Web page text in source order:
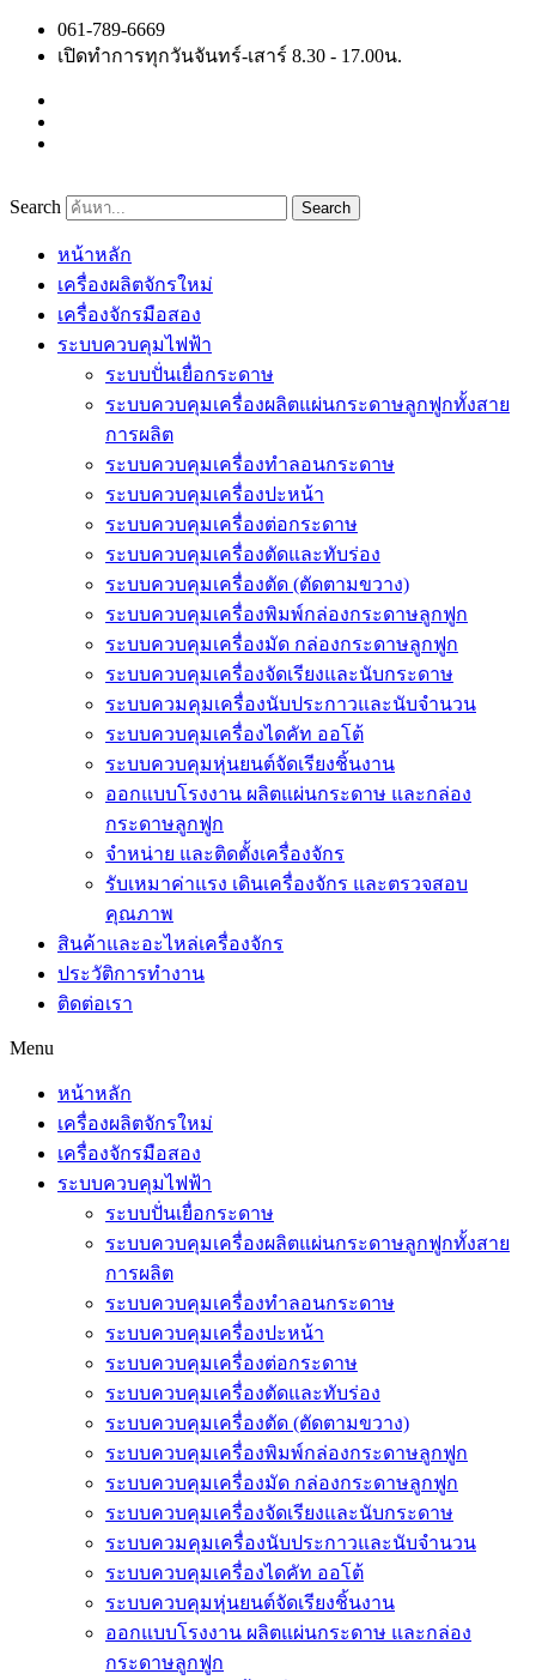
Skip
061-789-6669
เปิดทำการทุกวันจันทร์-เสาร์ 8.30 - 17.00น.
Search Search
หน้าหลัก
เครื่องผลิตจักรใหม่
เครื่องจักรมือสอง
ระบบควบคุมไฟฟ้า
ระบบปั่นเยื่อกระดาษ
ระบบควบคุมเครื่องผลิตแผ่นกระดาษลูกฟูกทั้งสาย
การผลิต
ระบบควบคุมเครื่องทำลอนกระดาษ
ระบบควบคุมเครื่องปะหน้า
ระบบควบคุมเครื่องต่อกระดาษ
ระบบควบคุมเครื่องตัดและทับร่อง
ระบบควบคุมเครื่องตัด (ตัดตามขวาง)
ระบบควบคุมเครื่องพิมพ์กล่องกระดาษลูกฟูก
ระบบควบคุมเครื่องมัด กล่องกระดาษลูกฟูก
ระบบควบคุมเครื่องจัดเรียงและนับกระดาษ
ระบบควมคุมเครื่องนับประกาวและนับจำนวน
ระบบควบคุมเครื่องไดคัท ออโต้
ระบบควบคุมหุ่นยนต์จัดเรียงชิ้นงาน
ออกแบบโรงงาน ผลิตแผ่นกระดาษ และกล่อง
กระดาษลูกฟูก
จำหน่าย และติดตั้งเครื่องจักร
รับเหมาค่าแรง เดินเครื่องจักร และตรวจสอบ
คุณภาพ
สินค้าและอะไหล่เครื่องจักร
ประวัติการทำงาน
ติดต่อเรา
Menu
หน้าหลัก
เครื่องผลิตจักรใหม่
เครื่องจักรมือสอง
ระบบควบคุมไฟฟ้า
ระบบปั่นเยื่อกระดาษ
ระบบควบคุมเครื่องผลิตแผ่นกระดาษลูกฟูกทั้งสาย
การผลิต
ระบบควบคุมเครื่องทำลอนกระดาษ
ระบบควบคุมเครื่องปะหน้า
ระบบควบคุมเครื่องต่อกระดาษ
ระบบควบคุมเครื่องตัดและทับร่อง
ระบบควบคุมเครื่องตัด (ตัดตามขวาง)
ระบบควบคุมเครื่องพิมพ์กล่องกระดาษลูกฟูก
ระบบควบคุมเครื่องมัด กล่องกระดาษลูกฟูก
ระบบควบคุมเครื่องจัดเรียงและนับกระดาษ
ระบบควมคุมเครื่องนับประกาวและนับจำนวน
ระบบควบคุมเครื่องไดคัท ออโต้
ระบบควบคุมหุ่นยนต์จัดเรียงชิ้นงาน
ออกแบบโรงงาน ผลิตแผ่นกระดาษ และกล่อง
กระดาษลูกฟูก